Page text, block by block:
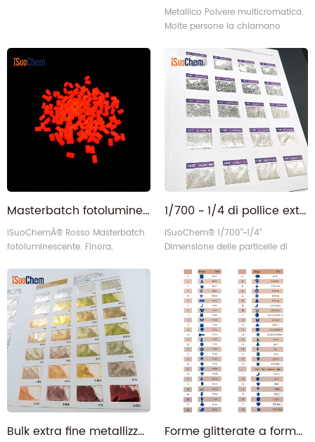
corpo umano e mantenere
buone condizioni mediante
spalmatura, spruzzatura o altri
metodi simili su qualsiasi parte
Metallico Polvere multicromatica.
Molte persone la chiamano
di fascia alta.
Masterbatch fotoluminescente in plastica ABS rossa PP PE PVC PC EVA
iSuoChemÂ® Rosso Masterbatch
fotoluminescente. Finora,
masterbatch che si illuminano al
buio.
1/700 ~ 1/4 di pollice extra fine o grosso con dimensioni delle particelle di glitter da 0,036 mm a 6 mm alla rinfusa
iSuoChem® 1/700"~1/4"
Dimensione delle particelle di
Bulk extra fine metallizzato rosa rosa champagne oro glitter Forme glitterate a forma speciale, spesse e speciali all'ingrosso sfuse